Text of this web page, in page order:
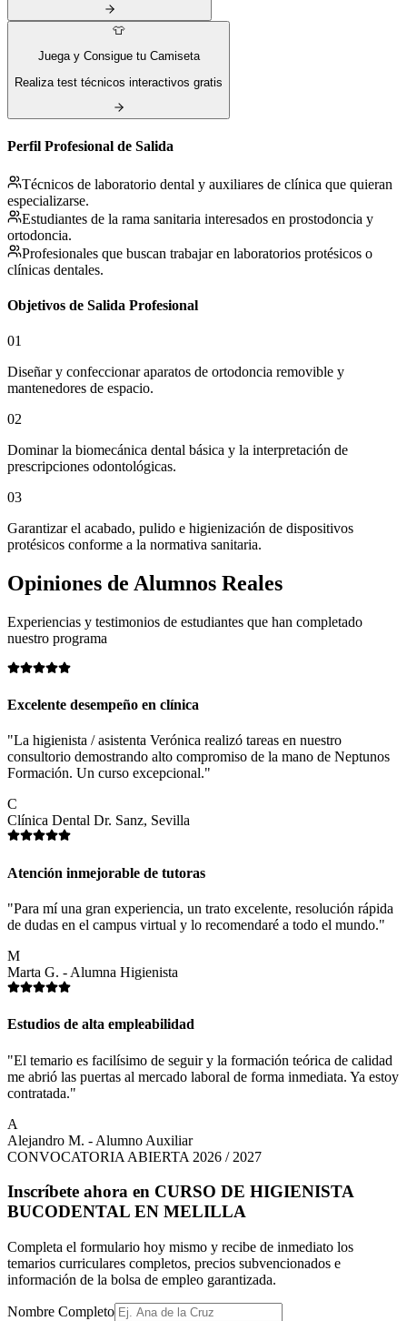
👕
Juega y Consigue tu Camiseta
Realiza test técnicos interactivos gratis
Perfil Profesional de Salida
Técnicos de laboratorio dental y auxiliares de clínica que quieran
especializarse.
Estudiantes de la rama sanitaria interesados en prostodoncia y
ortodoncia.
Profesionales que buscan trabajar en laboratorios protésicos o
clínicas dentales.
Objetivos de Salida Profesional
01
Diseñar y confeccionar aparatos de ortodoncia removible y
mantenedores de espacio.
02
Dominar la biomecánica dental básica y la interpretación de
prescripciones odontológicas.
03
Garantizar el acabado, pulido e higienización de dispositivos
protésicos conforme a la normativa sanitaria.
Opiniones de Alumnos Reales
Experiencias y testimonios de estudiantes que han completado
nuestro programa
Excelente desempeño en clínica
"La higienista / asistenta Verónica realizó tareas en nuestro
consultorio demostrando alto compromiso de la mano de Neptunos
Formación. Un curso excepcional."
C
Clínica Dental Dr. Sanz, Sevilla
Atención inmejorable de tutoras
"Para mí una gran experiencia, un trato excelente, resolución rápida
de dudas en el campus virtual y lo recomendaré a todo el mundo."
M
Marta G. - Alumna Higienista
Estudios de alta empleabilidad
"El temario es facilísimo de seguir y la formación teórica de calidad
me abrió las puertas al mercado laboral de forma inmediata. Ya estoy
contratada."
A
Alejandro M. - Alumno Auxiliar
CONVOCATORIA ABIERTA 2026 / 2027
Inscríbete ahora en CURSO DE HIGIENISTA
BUCODENTAL EN MELILLA
Completa el formulario hoy mismo y recibe de inmediato los
temarios curriculares completos, precios subvencionados e
información de la bolsa de empleo garantizada.
Nombre Completo